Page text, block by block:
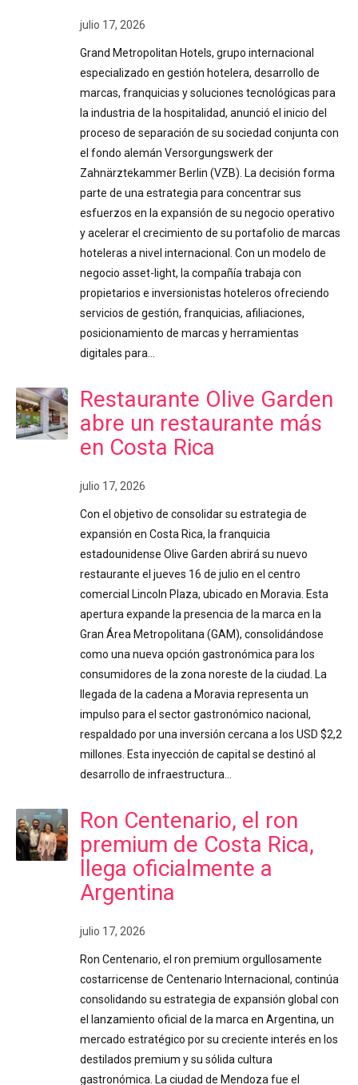
julio 17, 2026
Grand Metropolitan Hotels, grupo internacional
especializado en gestión hotelera, desarrollo de
marcas, franquicias y soluciones tecnológicas para
la industria de la hospitalidad, anunció el inicio del
proceso de separación de su sociedad conjunta con
el fondo alemán Versorgungswerk der
Zahnärztekammer Berlin (VZB). La decisión forma
parte de una estrategia para concentrar sus
esfuerzos en la expansión de su negocio operativo
y acelerar el crecimiento de su portafolio de marcas
hoteleras a nivel internacional. Con un modelo de
negocio asset-light, la compañía trabaja con
propietarios e inversionistas hoteleros ofreciendo
servicios de gestión, franquicias, afiliaciones,
posicionamiento de marcas y herramientas
digitales para…
Restaurante Olive Garden
abre un restaurante más
en Costa Rica
julio 17, 2026
Con el objetivo de consolidar su estrategia de
expansión en Costa Rica, la franquicia
estadounidense Olive Garden abrirá su nuevo
restaurante el jueves 16 de julio en el centro
comercial Lincoln Plaza, ubicado en Moravia. Esta
apertura expande la presencia de la marca en la
Gran Área Metropolitana (GAM), consolidándose
como una nueva opción gastronómica para los
consumidores de la zona noreste de la ciudad. La
llegada de la cadena a Moravia representa un
impulso para el sector gastronómico nacional,
respaldado por una inversión cercana a los USD $2,2
millones. Esta inyección de capital se destinó al
desarrollo de infraestructura…
Ron Centenario, el ron
premium de Costa Rica,
llega oficialmente a
Argentina
julio 17, 2026
Ron Centenario, el ron premium orgullosamente
costarricense de Centenario Internacional, continúa
consolidando su estrategia de expansión global con
el lanzamiento oficial de la marca en Argentina, un
mercado estratégico por su creciente interés en los
destilados premium y su sólida cultura
gastronómica. La ciudad de Mendoza fue el